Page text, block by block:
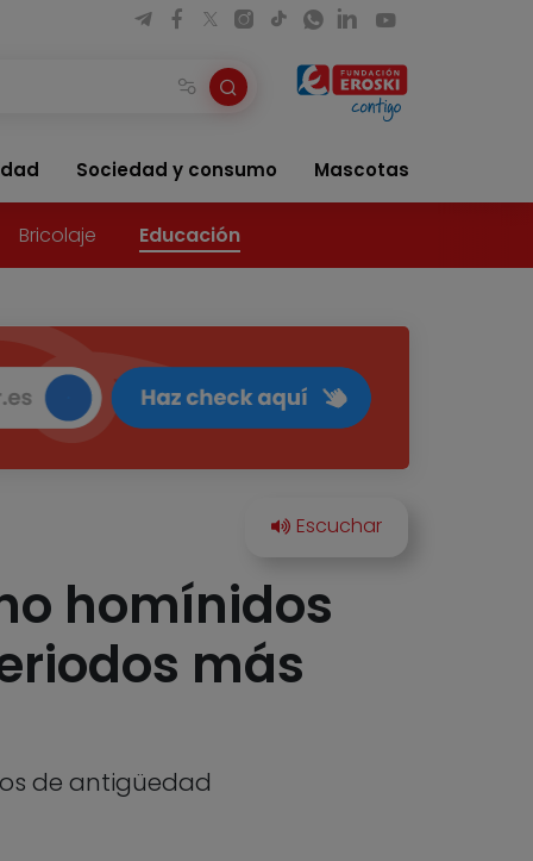
Sociedad y consumo Mascotas
Bricolaje Educación
homínidos
más
de antigüedad